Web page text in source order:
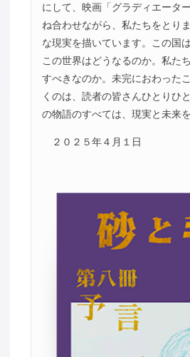
にして、映画「グラディエータ
ね合わせながら、私たちをとり
な現実を描いています。この国
この世界はどうなるのか。私た
すべきなのか。未完におわった
くのは、読者の皆さんひとりひ
の物語のすべては、現実と未来
２０２５年４月１日